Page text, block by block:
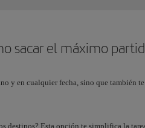
sacar el máximo
y en cualquier fecha, sino que también
destinos? Esta opción te simplifica la